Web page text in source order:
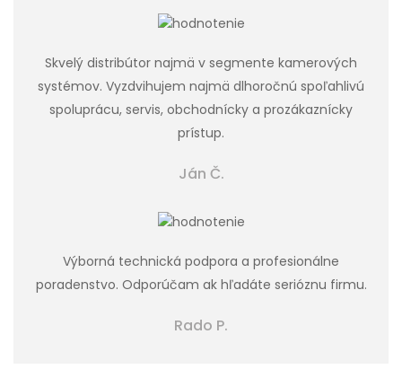
Skvelý distribútor najmä v segmente kamerových
systémov. Vyzdvihujem najmä dlhoročnú spoľahlivú
spoluprácu, servis, obchodnícky a prozákaznícky
prístup.
Ján Č.
Výborná technická podpora a profesionálne
poradenstvo. Odporúčam ak hľadáte serióznu firmu.
Rado P.